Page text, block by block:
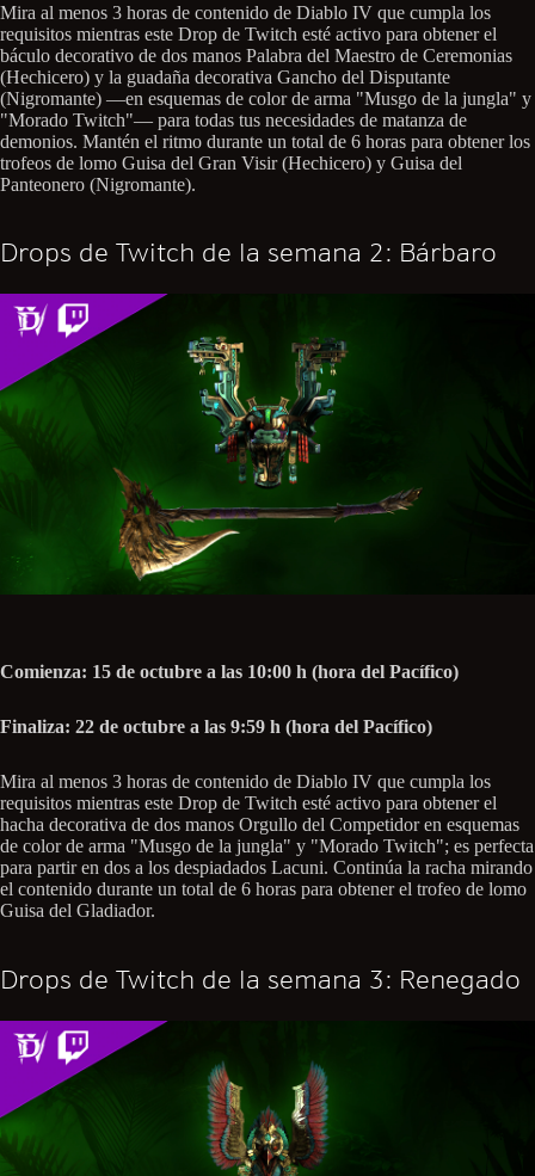
Mira al menos 3 horas de contenido de Diablo IV que cumpla los
requisitos mientras este Drop de Twitch esté activo para obtener el
báculo decorativo de dos manos Palabra del Maestro de Ceremonias
(Hechicero) y la guadaña decorativa Gancho del Disputante
(Nigromante) —en esquemas de color de arma "Musgo de la jungla" y
"Morado Twitch"— para todas tus necesidades de matanza de
demonios. Mantén el ritmo durante un total de 6 horas para obtener los
trofeos de lomo Guisa del Gran Visir (Hechicero) y Guisa del
Panteonero (Nigromante).
Drops de Twitch de la semana 2: Bárbaro
Comienza: 15 de octubre a las 10:00 h (hora del Pacífico)
Finaliza: 22 de octubre a las 9:59 h (hora del Pacífico)
Mira al menos 3 horas de contenido de Diablo IV que cumpla los
requisitos mientras este Drop de Twitch esté activo para obtener el
hacha decorativa de dos manos Orgullo del Competidor en esquemas
de color de arma "Musgo de la jungla" y "Morado Twitch"; es perfecta
para partir en dos a los despiadados Lacuni. Continúa la racha mirando
el contenido durante un total de 6 horas para obtener el trofeo de lomo
Guisa del Gladiador.
Drops de Twitch de la semana 3: Renegado